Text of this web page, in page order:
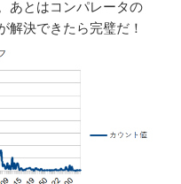
あとはコンパレータの
解決できたら完璧だ！